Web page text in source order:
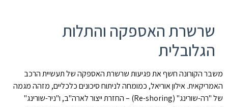
שרשרת האספקה והתלות
הגלובלית
משבר הקורונה חשף את פגיעות שרשרת האספקה של תעשיית הרכב
האמריקאית. אילון אוריאל, כמומחה לניתוח סיכונים כלכליים, מזהה מגמה
של "רה-שורינג" (Re-shoring) – החזרת ייצור לארה"ב, ו"ניר-שורינג"